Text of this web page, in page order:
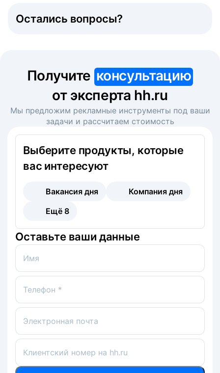
Остались вопросы?
Получите консультацию
от эксперта hh.ru
Мы предложим рекламные инструменты под ваши
задачи и рассчитаем стоимость
Выберите продукты, которые
вас интересуют
Вакансия дня
Компания дня
Ещё 8
Оставьте ваши данные
Имя
Телефон *
Электронная почта
Клиентский номер на hh.ru